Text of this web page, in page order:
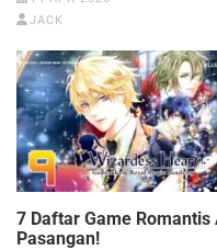
JACK
7 Daftar Game
Pasangan!